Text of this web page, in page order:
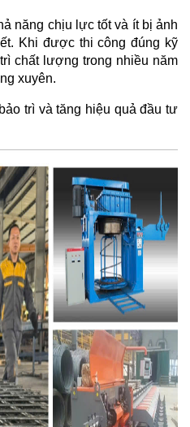
năng chịu lực tốt và ít bị ảnh
Khi được thi công đúng kỹ
chất lượng trong nhiều năm
xuyên.
trì và tăng hiệu quả đầu tư